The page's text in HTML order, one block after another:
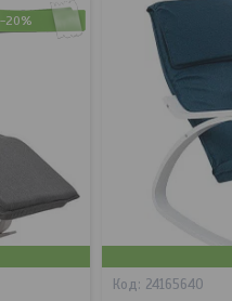
-20%
24165640